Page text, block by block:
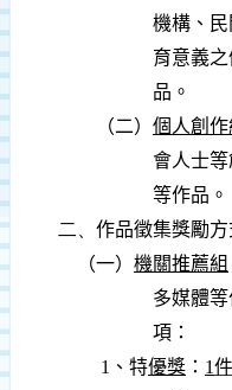
機構、
育意義
品。
（二） 個人創作
會人士
等作品。
二、 作品徵集獎勵方
（一） 機關推薦組
多媒體
項：
1 、特優獎 ： 1